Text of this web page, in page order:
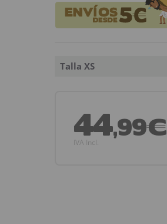
Talla XS
44,99€
IVA Incl.